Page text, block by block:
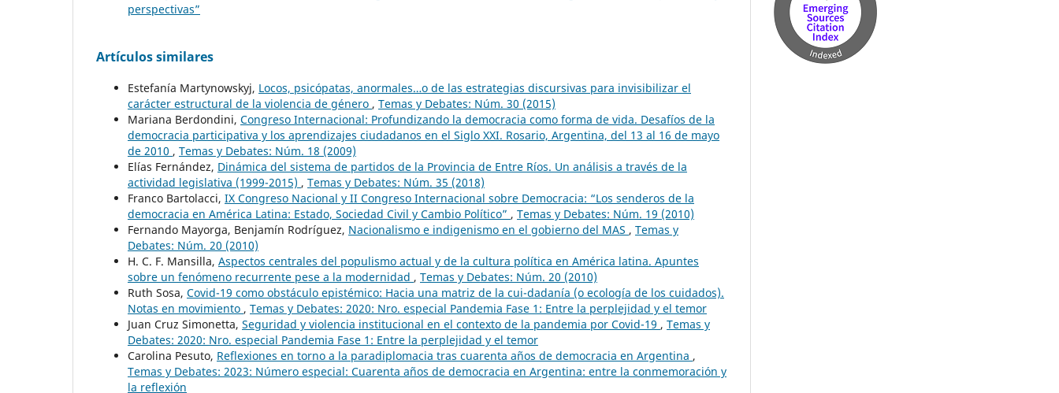
perspectivas”
Artículos similares
Estefanía Martynowskyj, Locos, psicópatas, anormales…o de las estrategias discursivas para invisibilizar el
carácter estructural de la violencia de género , Temas y Debates: Núm. 30 (2015)
Mariana Berdondini, Congreso Internacional: Profundizando la democracia como forma de vida. Desafíos de la
democracia participativa y los aprendizajes ciudadanos en el Siglo XXI. Rosario, Argentina, del 13 al 16 de mayo
de 2010 , Temas y Debates: Núm. 18 (2009)
Elías Fernández, Dinámica del sistema de partidos de la Provincia de Entre Ríos. Un análisis a través de la
actividad legislativa (1999-2015) , Temas y Debates: Núm. 35 (2018)
Franco Bartolacci, IX Congreso Nacional y II Congreso Internacional sobre Democracia: “Los senderos de la
democracia en América Latina: Estado, Sociedad Civil y Cambio Político” , Temas y Debates: Núm. 19 (2010)
Fernando Mayorga, Benjamín Rodríguez, Nacionalismo e indigenismo en el gobierno del MAS , Temas y
Debates: Núm. 20 (2010)
H. C. F. Mansilla, Aspectos centrales del populismo actual y de la cultura política en América latina. Apuntes
sobre un fenómeno recurrente pese a la modernidad , Temas y Debates: Núm. 20 (2010)
Ruth Sosa, Covid-19 como obstáculo epistémico: Hacia una matriz de la cui-dadanía (o ecología de los cuidados).
Notas en movimiento , Temas y Debates: 2020: Nro. especial Pandemia Fase 1: Entre la perplejidad y el temor
Juan Cruz Simonetta, Seguridad y violencia institucional en el contexto de la pandemia por Covid-19 , Temas y
Debates: 2020: Nro. especial Pandemia Fase 1: Entre la perplejidad y el temor
Carolina Pesuto, Reflexiones en torno a la paradiplomacia tras cuarenta años de democracia en Argentina ,
Temas y Debates: 2023: Número especial: Cuarenta años de democracia en Argentina: entre la conmemoración y
la reflexión